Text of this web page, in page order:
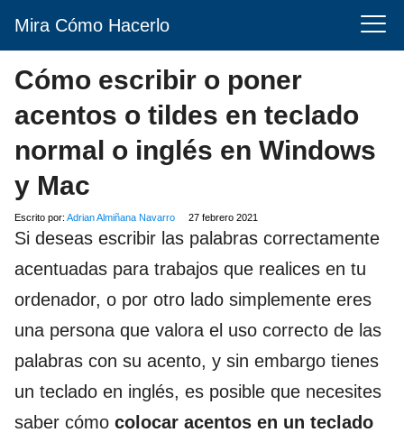
Mira Cómo Hacerlo
Cómo escribir o poner
acentos o tildes en teclado
normal o inglés en Windows
y Mac
Escrito por: Adrian Almiñana Navarro 27 febrero 2021
Si deseas escribir las palabras correctamente
acentuadas para trabajos que realices en tu
ordenador, o por otro lado simplemente eres
una persona que valora el uso correcto de las
palabras con su acento, y sin embargo tienes
un teclado en inglés, es posible que necesites
saber cómo colocar acentos en un teclado